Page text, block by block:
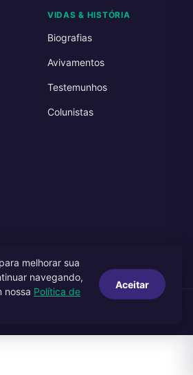
VIDAS & HISTÓRIA
Biografias
Avivamentos
Testemunhos
Colunistas
Todos os direitos reservados.
melhorar sua
navegando,
nossa Política de
Aceitar